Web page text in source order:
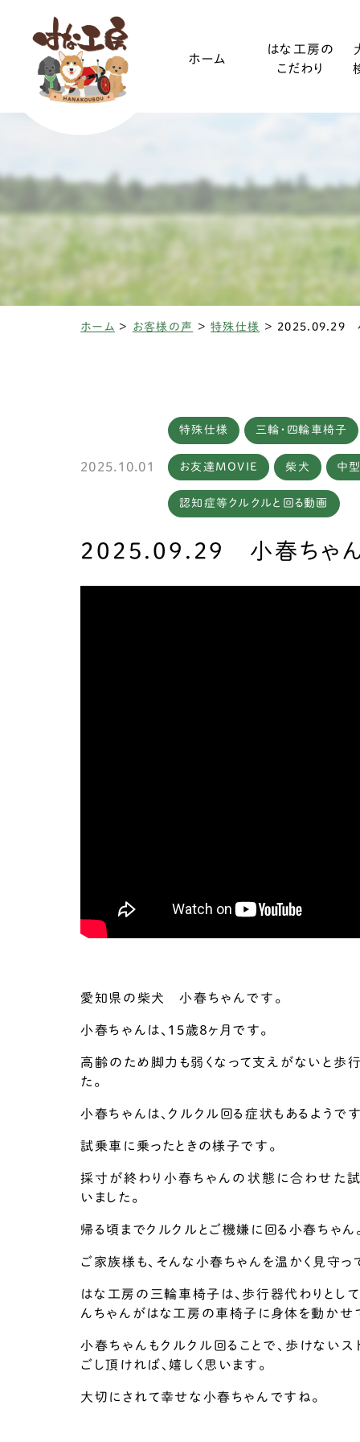
ホーム
はな工房の
こだわり
装着方法
製
ホーム > お客様の声 >特殊仕様 > 2025.09.29
2025.10.01
特殊仕様 三輪・四輪車椅子
お友達MOVIE 柴犬 中
認知症等クルクルと回る動画
2025.09.29 小春ちゃ
愛知県の柴犬 小春ちゃんです。
小春ちゃんは、15歳８ヶ月です。
高齢のため脚力も弱くなって支えがないと歩
た。
小春ちゃんは、クルクル回る症状もあるようです
試乗車に乗ったときの様子です。
採寸が終わり小春ちゃんの状態に合わせた
いました。
帰る頃までクルクルとご機嫌に回る小春ちゃん
ご家族様も、そんな小春ちゃんを温かく見守っ
はな工房の三輪車椅子は、歩行器代わりとし
んちゃんがはな工房の車椅子に身体を動かせ
小春ちゃんもクルクル回ることで、歩けない
ごし頂ければ、嬉しく思います。
大切にされて幸せな小春ちゃんですね。